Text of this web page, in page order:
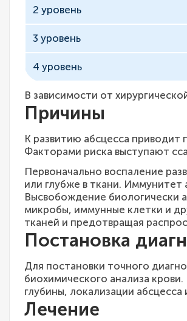
2 уровень
3 уровень
4 уровень
В зависимости от
Причины
К развитию абсцесса
Факторами риска выступают
Первоначально воспаление
или глубже в ткани.
Высвобождение биологически
микробы, иммунные клетки и
тканей и предотвращая
Постановка
Для постановки точного
биохимического анализа
глубины, локализации
Лечение